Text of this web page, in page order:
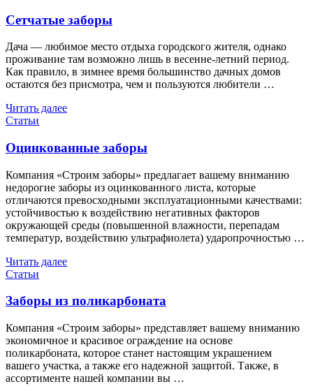
Сетчатые заборы
Дача — любимое место отдыха городского жителя, однако
проживание там возможно лишь в весенне-летний период.
Как правило, в зимнее время большинство дачных домов
остаются без присмотра, чем и пользуются любители …
Читать далее
Статьи
Оцинкованные заборы
Компания «Строим заборы» предлагает вашему вниманию
недорогие заборы из оцинкованного листа, которые
отличаются превосходными эксплуатационными качествами:
устойчивостью к воздействию негативных факторов
окружающей среды (повышенной влажности, перепадам
температур, воздействию ультрафиолета) ударопрочностью …
Читать далее
Статьи
Заборы из поликарбоната
Компания «Строим заборы» представляет вашему вниманию
экономичное и красивое ограждение на основе
поликарбоната, которое станет настоящим украшением
вашего участка, а также его надежной защитой. Также, в
ассортименте нашей компании вы …